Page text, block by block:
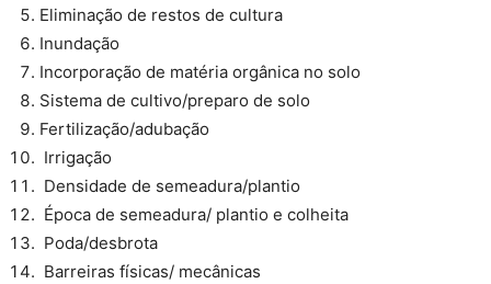
Eliminação de restos de cultura
Inundação
Incorporação de matéria orgânica no solo
Sistema de cultivo/preparo de solo
Fertilização/adubação
Irrigação
Densidade de semeadura/plantio
Época de semeadura/ plantio e colheita
Poda/desbrota
Barreiras físicas/ mecânicas